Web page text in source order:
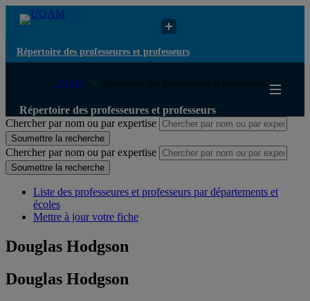
Répertoire des professeures et professeurs
UQAM Répertoire des professeures et professeurs
Répertoire des professeures et professeurs
Chercher par nom ou par expertise
Soumettre la recherche
Chercher par nom ou par expertise
Soumettre la recherche
Liste des professeures et professeurs par départements et
écoles
Mettre à jour votre fiche
Douglas Hodgson
Douglas Hodgson